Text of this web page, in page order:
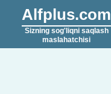
Alfplus.com
Sizning sog'liqni saqlash
maslahatchisi